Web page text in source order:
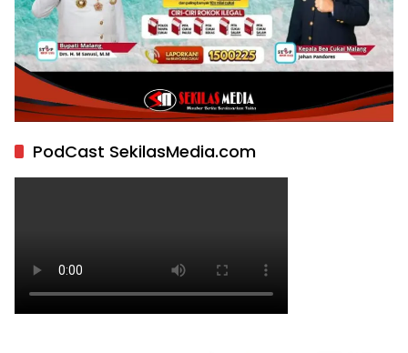
PodCast SekilasMedia.com